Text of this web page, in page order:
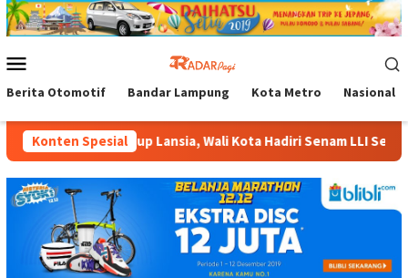
Loncat
ke
Mobile
Berita Otomotif Bandar Lampung Kota Metro Nasional
Konten Spesial
Hidup Lansia, Wali Kota Hadiri Senam LLI Se-Kota Metro